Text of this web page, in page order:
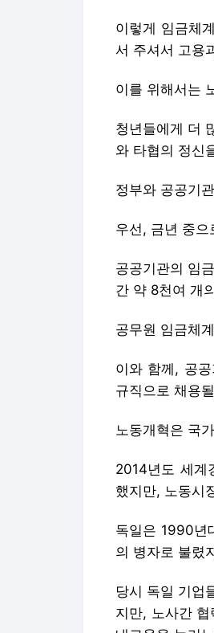
이렇게 임금체
서 주셔서 고용
이를 위해서는
청년들에게 더
와 타협의 정신
정부와 공공기
우선, 금년 중
공공기관의 임
간 약 8천여 개
공무원 임금체
이와 함께, 공
규직으로 채용
노동개혁은 국
2014년도 세계
했지만, 노동시
독일은 1990년
의 병자로 불렸
당시 독일 기업
지만, 노사간